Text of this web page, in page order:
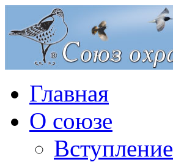
Главная
О союзе